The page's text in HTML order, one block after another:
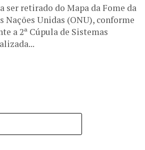
ser retirado do Mapa da Fome da
Nações Unidas (ONU), conforme
a 2ª Cúpula de Sistemas